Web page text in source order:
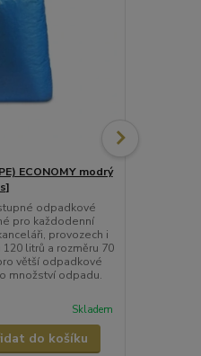
ECONOMY modrý
odpadkové
pro každodenní
provozech i
litrů a rozměru 70
větší odpadkové
množství odpadu.
Skladem
do košíku